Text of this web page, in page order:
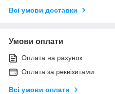
Всі умови доставки
Умови оплати
Оплата на рахунок
Оплата за реквізитами
Всі умови оплати